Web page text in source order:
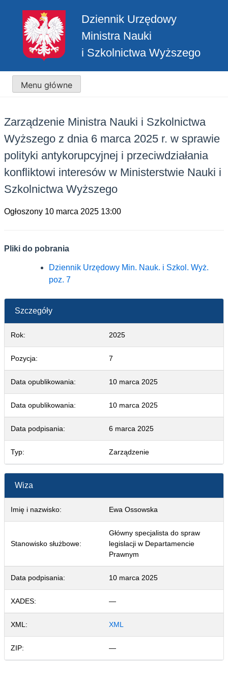
Dziennik Urzędowy
Ministra Nauki
i Szkolnictwa Wyższego
Menu główne
Zarządzenie Ministra Nauki i Szkolnictwa
Wyższego z dnia 6 marca 2025 r. w sprawie
polityki antykorupcyjnej i przeciwdziałania
konfliktowi interesów w Ministerstwie Nauki i
Szkolnictwa Wyższego
Ogłoszony 10 marca 2025 13:00
Pliki do pobrania
Dziennik Urzędowy Min. Nauk. i Szkol. Wyż. poz.
Dziennik Urzędowy Min. Nauk. i Szkol. Wyż.
poz. 7
Szczegóły
Rok: 2025
Pozycja: 7
Data opublikowania: 10 marca 2025
Data opublikowania: 10 marca 2025
Data podpisania: 6 marca 2025
Typ: Zarządzenie
Wiza
Imię i nazwisko: Ewa Ossowska
Stanowisko służbowe:
Główny specjalista do spraw
legislacji w Departamencie
Prawnym
Data podpisania: 10 marca 2025
XADES: —
XML: XML
ZIP: —